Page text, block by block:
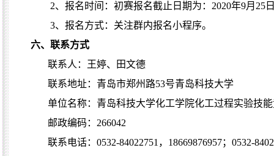
2、报名时间：初赛报名截止日期为： 2020年9月 25
3、报名方式：关注群内报名小程序。
六、联系方式
联系人：王婷、田文德
联系地址：青岛市郑州路53号青岛科技大学
单位名称：青岛科技大学化工学院化工过程实验技
邮政编码： 266042
联系电话： 0532-84022751 ， 18669876957； 0532-